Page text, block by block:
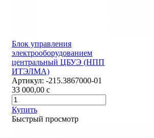
Блок управления
электрооборудованием
центральный ЦБУЭ (НПП
ИТЭЛМА)
Артикул: -215.3867000-01
33 000,00 c
Купить
Быстрый просмотр